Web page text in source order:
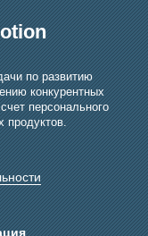
по развитию
конкурентных
персонального
продуктов.